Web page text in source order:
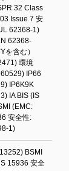
32 Class
Issue 7 安
62368-1)
62368-
を含む）
環境
60529) IP66
IP6K9K
IA BIS (IS
(EMC:
安全性:
1)
BSMI
15936 安全